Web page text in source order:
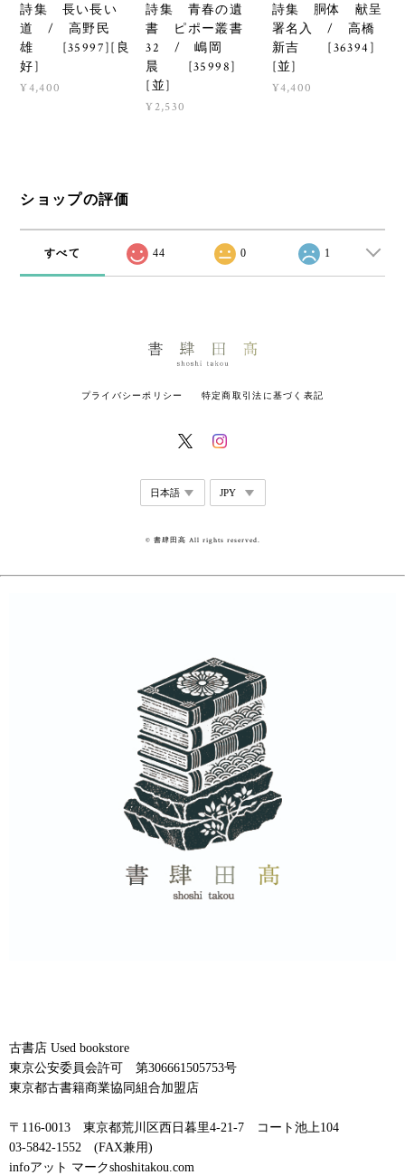
詩集 長い長い
道 / 高野民
雄 [35997][良
好]
¥4,400
詩集 青春の遺
書 ピポー叢書
32 / 嶋岡
晨 [35998]
[並]
¥2,530
詩集 胴体 献呈
署名入 / 高橋
新吉 [36394]
[並]
¥4,400
ショップの評価
すべて 44 0 1
プライバシーポリシー 特定商取引法に基づく表記
© 書肆田高 All rights reserved.
古書店 Used bookstore
東京公安委員会許可 第306661505753号
東京都古書籍商業協同組合加盟店
〒116-0013 東京都荒川区西日暮里4-21-7 コート池上104
03-5842-1552 (FAX兼用)
infoアット マークshoshitakou.com